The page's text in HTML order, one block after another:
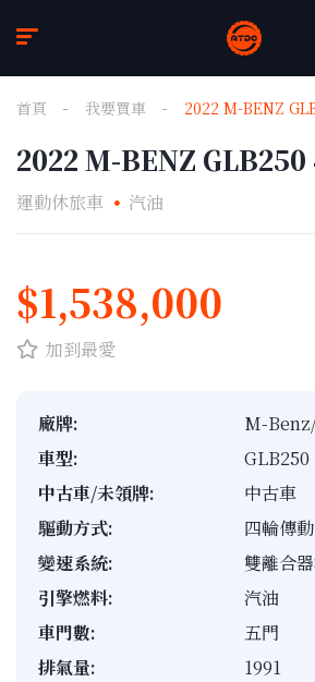
首頁 我要買車 2022 M-BENZ
2022 M-BENZ
運動休旅車 汽油
$1,538,000
加到最愛
廠牌:
M-
車型:
GLB250
中古車/未領牌:
中古車
驅動方式:
四輪傳動
變速系統:
雙離合
引擎燃料:
汽油
車門數:
五門
排氣量:
1991